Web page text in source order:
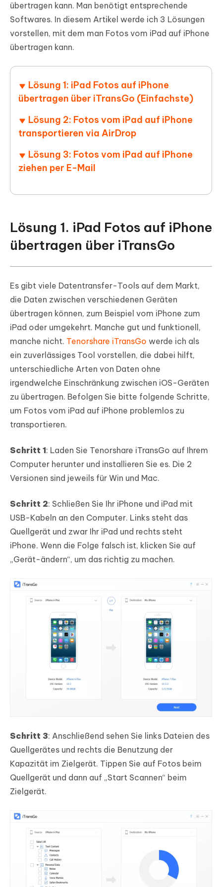
übertragen kann. Man benötigt entsprechende
Softwares. In diesem Artikel werde ich 3 Lösungen
vorstellen, mit dem man Fotos vom iPad auf iPhone
übertragen kann.
Lösung 1: iPad Fotos auf iPhone
übertragen über iTransGo (Einfachste)
Lösung 2: Fotos vom iPad auf iPhone
transportieren via AirDrop
Lösung 3: Fotos vom iPad auf iPhone
ziehen per E-Mail
Lösung 1. iPad Fotos auf iPhone
übertragen über iTransGo
Es gibt viele Datentransfer-Tools auf dem Markt,
die Daten zwischen verschiedenen Geräten
übertragen können, zum Beispiel vom iPhone zum
iPad oder umgekehrt. Manche gut und funktionell,
manche nicht. Tenorshare iTransGo werde ich als
ein zuverlässiges Tool vorstellen, die dabei hilft,
unterschiedliche Arten von Daten ohne
irgendwelche Einschränkung zwischen iOS-Geräten
zu übertragen. Befolgen Sie bitte folgende Schritte,
um Fotos vom iPad auf iPhone problemlos zu
transportieren.
Schritt 1: Laden Sie Tenorshare iTransGo auf Ihrem
Computer herunter und installieren Sie es. Die 2
Versionen sind jeweils für Win und Mac.
Schritt 2: Schließen Sie Ihr iPhone und iPad mit
USB-Kabeln an den Computer. Links steht das
Quellgerät und zwar Ihr iPad und rechts steht
iPhone. Wenn die Folge falsch ist, klicken Sie auf
„Gerät-ändern“, um das richtig zu machen.
Schritt 3: Anschließend sehen Sie links Dateien des
Quellgerätes und rechts die Benutzung der
Kapazität im Zielgerät. Tippen Sie auf Fotos beim
Quellgerät und dann auf „Start Scannen“ beim
Zielgerät.